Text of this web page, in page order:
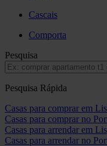
Cascais
Comporta
Pesquisa
Pesquisa Rápida
Casas para comprar em
Casas para comprar no
Casas para arrendar em
Casas para arrendar no